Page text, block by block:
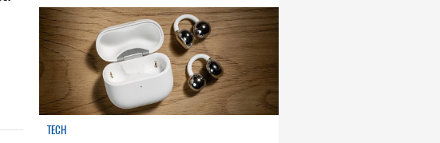
TECH